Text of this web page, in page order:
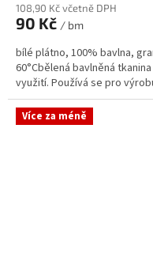
108,90 Kč včetně DPH
90 Kč / bm
bílé plátno, 100% bavlna,
60°Cbělená bavlněná
využití. Používá se pro
Více za méně